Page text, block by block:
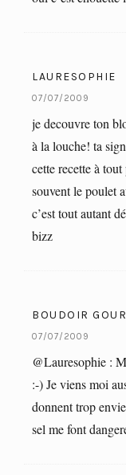
LAURESOPHIE
07/07/2009
je decouvre ton
à la louche! ta
cette recette à
souvent le poulet
c’est tout autant
bizz
BOUDOIR
07/07/2009
@Lauresophie :
:-) Je viens moi
donnent trop
sel me font